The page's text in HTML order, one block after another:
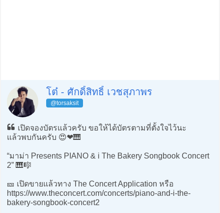
โต๋ - ศักดิ์สิทธิ์ เวชสุภาพร
@torsaksit
เปิดจองบัตรแล้วครับ ขอให้ได้บัตรตามที่ตั้งใจไว้นะ
แล้วพบกันครับ 😍❤️🎹
“มาม่า Presents PIANO & i The Bakery Songbook Concert
2” 🎹🎼
🎫 เปิดขายแล้วทาง The Concert Application หรือ
https://www.theconcert.com/concerts/piano-and-i-the-
bakery-songbook-concert2